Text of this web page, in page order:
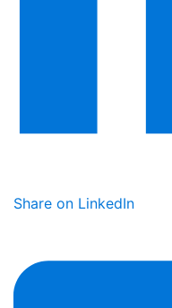
Share on LinkedIn